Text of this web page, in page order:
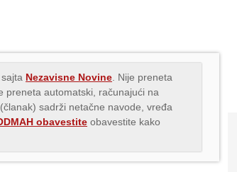
Nezavisne Novine . Nije preneta
preneta automatski, računajući na
(članak) sadrži netačne navode, vređa
obavestite obavestite kako